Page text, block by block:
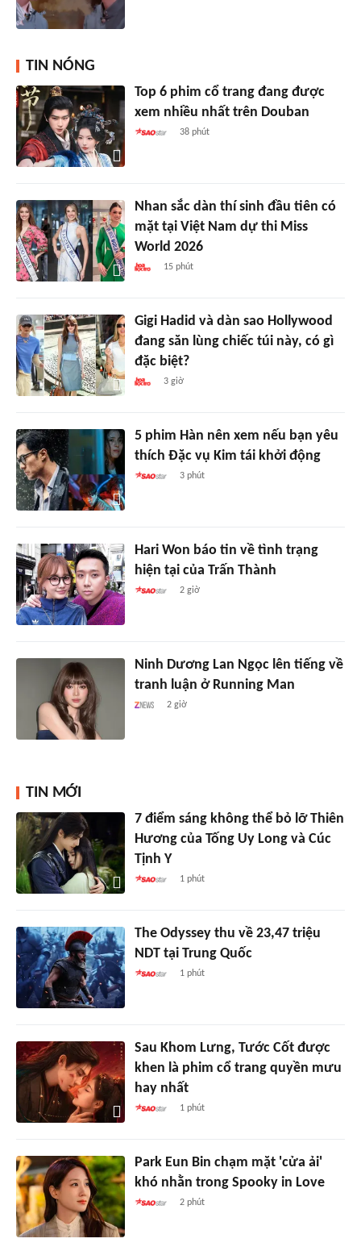
TIN NÓNG
Top 6 phim cổ trang đang được
xem nhiều nhất trên Douban
38 phút
Nhan sắc dàn thí sinh đầu tiên có
mặt tại Việt Nam dự thi Miss
World 2026
15 phút
Gigi Hadid và dàn sao Hollywood
đang săn lùng chiếc túi này, có gì
đặc biệt?
3 giờ
5 phim Hàn nên xem nếu bạn yêu
thích Đặc vụ Kim tái khởi động
3 phút
Hari Won báo tin về tình trạng
hiện tại của Trấn Thành
2 giờ
Ninh Dương Lan Ngọc lên tiếng về
tranh luận ở Running Man
2 giờ
TIN MỚI
7 điểm sáng không thể bỏ lỡ Thiên
Hương của Tống Uy Long và Cúc
Tịnh Y
1 phút
The Odyssey thu về 23,47 triệu
NDT tại Trung Quốc
1 phút
Sau Khom Lưng, Tước Cốt được
khen là phim cổ trang quyền mưu
hay nhất
1 phút
Park Eun Bin chạm mặt 'cửa ải'
khó nhằn trong Spooky in Love
2 phút